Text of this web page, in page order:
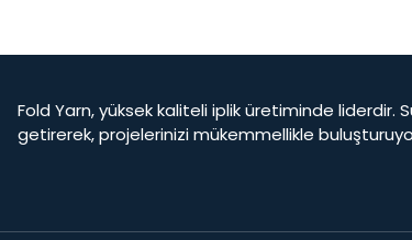
Fold Yarn, yüksek kaliteli iplik üretiminde liderdir.
getirerek, projelerinizi mükemmellikle